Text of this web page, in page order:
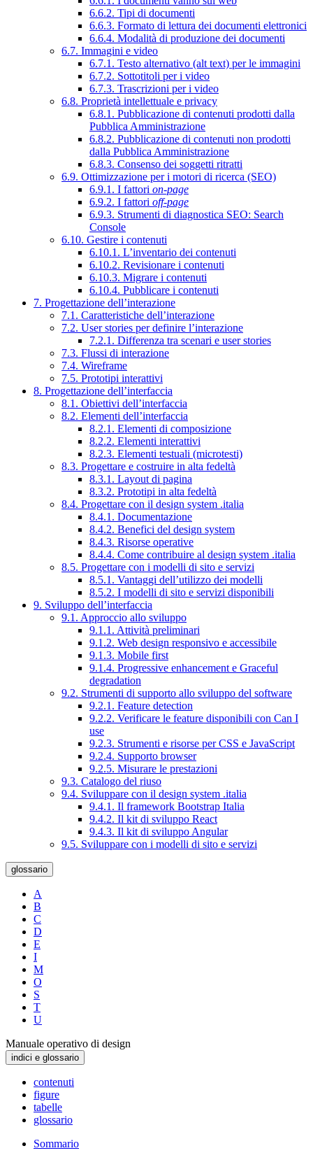
6.6.2. Tipi di documenti
6.6.3. Formato di lettura dei documenti elettronici
6.6.4. Modalità di produzione dei documenti
6.7. Immagini e video
6.7.1. Testo alternativo (alt text) per le immagini
6.7.2. Sottotitoli per i video
6.7.3. Trascrizioni per i video
6.8. Proprietà intellettuale e privacy
6.8.1. Pubblicazione di contenuti prodotti dalla
Pubblica Amministrazione
6.8.2. Pubblicazione di contenuti non prodotti
dalla Pubblica Amministrazione
6.8.3. Consenso dei soggetti ritratti
6.9. Ottimizzazione per i motori di ricerca (SEO)
6.9.1. I fattori on-page
6.9.2. I fattori off-page
6.9.3. Strumenti di diagnostica SEO: Search
Console
6.10. Gestire i contenuti
6.10.1. L’inventario dei contenuti
6.10.2. Revisionare i contenuti
6.10.3. Migrare i contenuti
6.10.4. Pubblicare i contenuti
7. Progettazione dell’interazione
7.1. Caratteristiche dell’interazione
7.2. User stories per definire l’interazione
7.2.1. Differenza tra scenari e user stories
7.3. Flussi di interazione
7.4. Wireframe
7.5. Prototipi interattivi
8. Progettazione dell’interfaccia
8.1. Obiettivi dell’interfaccia
8.2. Elementi dell’interfaccia
8.2.1. Elementi di composizione
8.2.2. Elementi interattivi
8.2.3. Elementi testuali (microtesti)
8.3. Progettare e costruire in alta fedeltà
8.3.1. Layout di pagina
8.3.2. Prototipi in alta fedeltà
8.4. Progettare con il design system .italia
8.4.1. Documentazione
8.4.2. Benefici del design system
8.4.3. Risorse operative
8.4.4. Come contribuire al design system .italia
8.5. Progettare con i modelli di sito e servizi
8.5.1. Vantaggi dell’utilizzo dei modelli
8.5.2. I modelli di sito e servizi disponibili
9. Sviluppo dell’interfaccia
9.1. Approccio allo sviluppo
9.1.1. Attività preliminari
9.1.2. Web design responsivo e accessibile
9.1.3. Mobile first
9.1.4. Progressive enhancement e Graceful
degradation
9.2. Strumenti di supporto allo sviluppo del software
9.2.1. Feature detection
9.2.2. Verificare le feature disponibili con Can I
use
9.2.3. Strumenti e risorse per CSS e JavaScript
9.2.4. Supporto browser
9.2.5. Misurare le prestazioni
9.3. Catalogo del riuso
9.4. Sviluppare con il design system .italia
9.4.1. Il framework Bootstrap Italia
9.4.2. Il kit di sviluppo React
9.4.3. Il kit di sviluppo Angular
9.5. Sviluppare con i modelli di sito e servizi
glossario
A
B
C
D
E
I
M
O
S
T
U
Manuale operativo di design
indici e glossario
contenuti
figure
tabelle
glossario
Sommario